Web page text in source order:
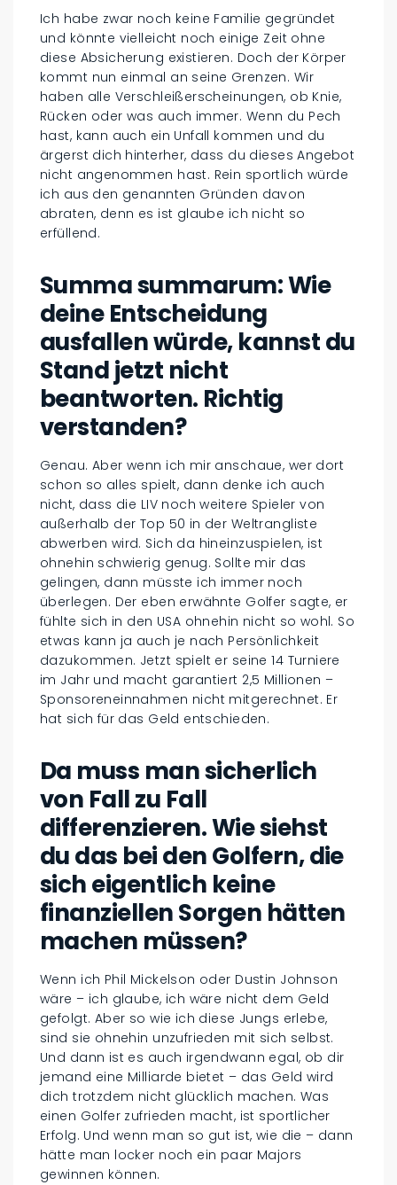
Ich habe zwar noch keine Familie gegründet
und könnte vielleicht noch einige Zeit ohne
diese Absicherung existieren. Doch der Körper
kommt nun einmal an seine Grenzen. Wir
haben alle Verschleißerscheinungen, ob Knie,
Rücken oder was auch immer. Wenn du Pech
hast, kann auch ein Unfall kommen und du
ärgerst dich hinterher, dass du dieses Angebot
nicht angenommen hast. Rein sportlich würde
ich aus den genannten Gründen davon
abraten, denn es ist glaube ich nicht so
erfüllend.
Summa summarum: Wie
deine Entscheidung
ausfallen würde, kannst du
Stand jetzt nicht
beantworten. Richtig
verstanden?
Genau. Aber wenn ich mir anschaue, wer dort
schon so alles spielt, dann denke ich auch
nicht, dass die LIV noch weitere Spieler von
außerhalb der Top 50 in der Weltrangliste
abwerben wird. Sich da hineinzuspielen, ist
ohnehin schwierig genug. Sollte mir das
gelingen, dann müsste ich immer noch
überlegen. Der eben erwähnte Golfer sagte, er
fühlte sich in den USA ohnehin nicht so wohl. So
etwas kann ja auch je nach Persönlichkeit
dazukommen. Jetzt spielt er seine 14 Turniere
im Jahr und macht garantiert 2,5 Millionen –
Sponsoreneinnahmen nicht mitgerechnet. Er
hat sich für das Geld entschieden.
Da muss man sicherlich
von Fall zu Fall
differenzieren. Wie siehst
du das bei den Golfern, die
sich eigentlich keine
finanziellen Sorgen hätten
machen müssen?
Wenn ich Phil Mickelson oder Dustin Johnson
wäre – ich glaube, ich wäre nicht dem Geld
gefolgt. Aber so wie ich diese Jungs erlebe,
sind sie ohnehin unzufrieden mit sich selbst.
Und dann ist es auch irgendwann egal, ob dir
jemand eine Milliarde bietet – das Geld wird
dich trotzdem nicht glücklich machen. Was
einen Golfer zufrieden macht, ist sportlicher
Erfolg. Und wenn man so gut ist, wie die – dann
hätte man locker noch ein paar Majors
gewinnen können.